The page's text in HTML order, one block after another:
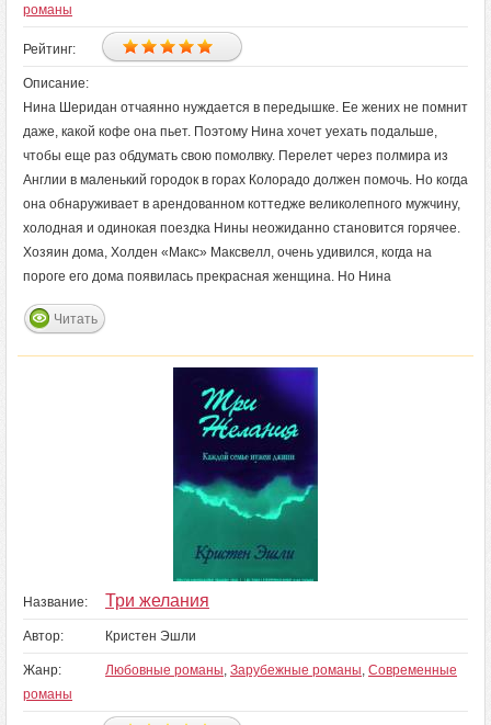
романы
Рейтинг:
Описание:
Нина Шеридан отчаянно нуждается в передышке. Ее жених не помнит
даже, какой кофе она пьет. Поэтому Нина хочет уехать подальше,
чтобы еще раз обдумать свою помолвку. Перелет через полмира из
Англии в маленький городок в горах Колорадо должен помочь. Но когда
она обнаруживает в арендованном коттедже великолепного мужчину,
холодная и одинокая поездка Нины неожиданно становится горячее.
Хозяин дома, Холден «Макс» Максвелл, очень удивился, когда на
пороге его дома появилась прекрасная женщина. Но Нина
Читать
Название: Три желания
Автор: Кристен Эшли
Жанр: Любовные романы, Зарубежные романы, Современные
романы